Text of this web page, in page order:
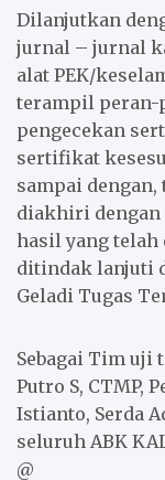
Dilanjutkan
jurnal – jurnal
alat PEK/
terampil peran-
pengecekan
sertifikat
sampai dengan,
diakhiri dengan
hasil yang telah
ditindak lanjuti
Geladi Tugas
Sebagai Tim uji
Putro S, CTMP,
Istianto, Serda
seluruh ABK
@